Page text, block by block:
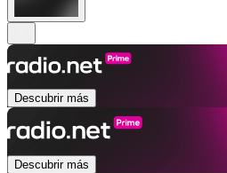
Descubrir más
Descubrir más